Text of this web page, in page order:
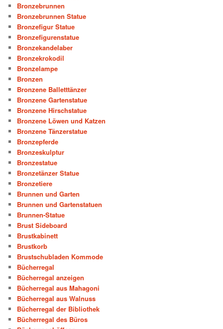
Bronzebrunnen
Bronzebrunnen Statue
Bronzefigur Statue
Bronzefigurenstatue
Bronzekandelaber
Bronzekrokodil
Bronzelampe
Bronzen
Bronzene Balletttänzer
Bronzene Gartenstatue
Bronzene Hirschstatue
Bronzene Löwen und Katzen
Bronzene Tänzerstatue
Bronzepferde
Bronzeskulptur
Bronzestatue
Bronzetänzer Statue
Bronzetiere
Brunnen und Garten
Brunnen und Gartenstatuen
Brunnen-Statue
Brust Sideboard
Brustkabinett
Brustkorb
Brustschubladen Kommode
Bücherregal
Bücherregal anzeigen
Bücherregal aus Mahagoni
Bücherregal aus Walnuss
Bücherregal der Bibliothek
Bücherregal des Büros